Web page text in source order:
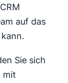
auf das
Sie sich
mit